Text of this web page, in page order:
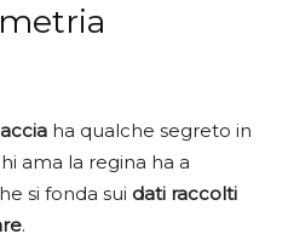
ha qualche segreto in
ama la regina ha a
si fonda sui dati raccolti
.